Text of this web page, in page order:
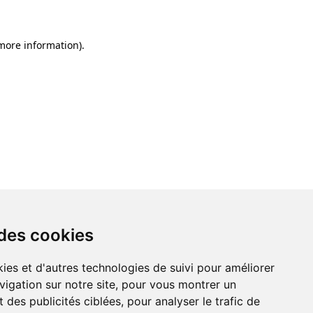
cookies
et d'autres technologies de suivi pour améliorer
sur notre site, pour vous montrer un
des publicités ciblées, pour analyser le trafic de
information).